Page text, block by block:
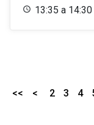
13:35 a 14:30
<< < 2 3 4